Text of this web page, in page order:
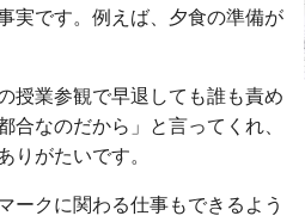
実です。例えば、夕食の準備が
授業参観で早退しても誰も責め
合なのだから」と言ってくれ、
りがたいです。
ークに関わる仕事もできるよう